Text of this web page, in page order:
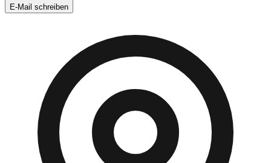
E-Mail schreiben